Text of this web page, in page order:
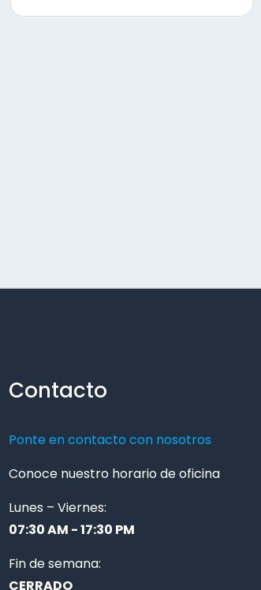
Contacto
Ponte en contacto con nosotros
Conoce nuestro horario de oficina
Lunes – Viernes:
07:30 AM - 17:30 PM
Fin de semana:
CERRADO